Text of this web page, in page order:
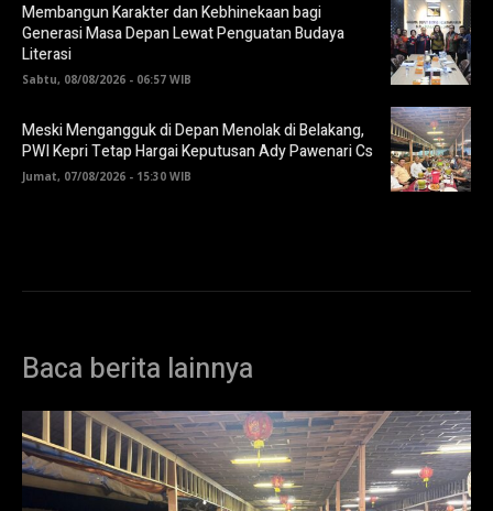
Membangun Karakter dan Kebhinekaan bagi
Generasi Masa Depan Lewat Penguatan Budaya
Literasi
Sabtu, 08/08/2026 - 06:57 WIB
Meski Mengangguk di Depan Menolak di Belakang,
PWI Kepri Tetap Hargai Keputusan Ady Pawenari Cs
Jumat, 07/08/2026 - 15:30 WIB
Baca berita lainnya